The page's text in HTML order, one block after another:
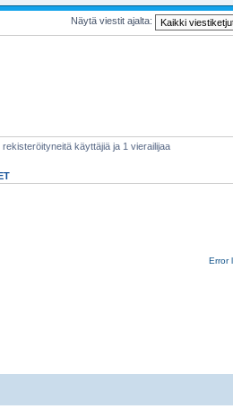
Näytä viestit ajalta:
käyttäjiä ja 1 vierailijaa
Error